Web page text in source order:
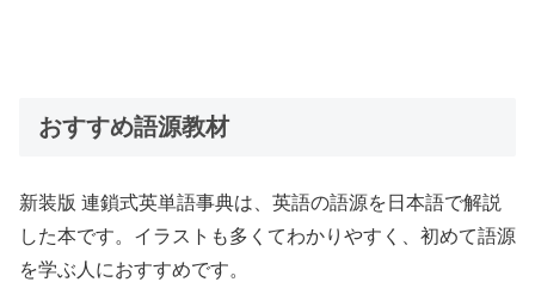
おすすめ語源教材
新装版 連鎖式英単語事典は、英語の語源を日本語で解説
した本です。イラストも多くてわかりやすく、初めて語源
を学ぶ人におすすめです。